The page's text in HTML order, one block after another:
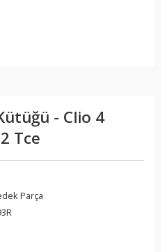
- Clio 4
Tce
Parça